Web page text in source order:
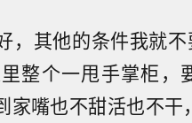
，其他的条件我就
整个一甩手掌柜，
家嘴也不甜活也不